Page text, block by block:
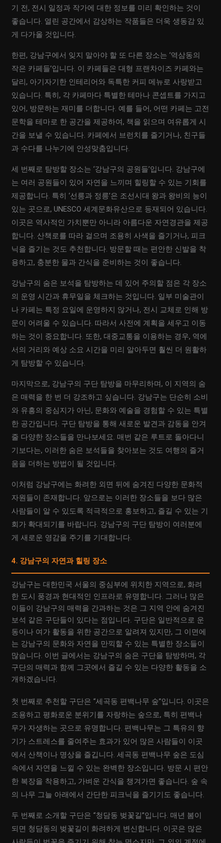
기 전, 전시 일정과 작가에 대한 정보를 미리 확인하는 것이
좋습니다. 열린 공간에서 감상하는 작품들은 더욱 생동감 있
게 다가올 것입니다.
한편, 강남구에서 잊지 말아야 할 또 다른 장소는 ‘역삼동의
작은 카페들’입니다. 이 카페들은 대형 프랜차이즈 카페와는
달리, 아기자기한 인테리어와 독특한 커피 메뉴로 사랑받고
있습니다. 특히, 각 카페마다 특별한 테마나 콘셉트를 가지고
있어, 방문하는 재미를 더합니다. 예를 들어, 어떤 카페는 고전
문학을 테마로 한 공간을 제공하여, 책을 읽으며 여유롭게 시
간을 보낼 수 있습니다. 카페에서 브런치를 즐기거나, 친구들
과 수다를 나누기에 안성맞춤입니다.
세 번째로 탐방할 장소는 ‘강남구의 공원들’입니다. 강남구에
는 여러 공원들이 있어 자연을 느끼며 힐링할 수 있는 기회를
제공합니다. 특히 ‘선릉과 정릉’은 조선시대 왕과 왕비의 능이
있는 곳으로, UNESCO 세계문화유산으로 등재되어 있습니다.
이곳은 역사적인 가치뿐만 아니라 아름다운 자연경관을 제공
합니다. 산책로를 따라 걸으며 조용히 사색을 즐기거나, 피크
닉을 즐기는 것도 추천합니다. 방문할 때는 편안한 신발을 착
용하고, 충분한 물과 간식을 준비하는 것이 좋습니다.
강남구의 숨은 보석을 탐방하는 데 있어 주의할 점은 각 장소
의 운영 시간과 휴무일을 체크하는 것입니다. 일부 미술관이
나 카페는 특정 요일에 운영하지 않거나, 전시 교체로 인해 방
문이 어려울 수 있습니다. 따라서 사전에 계획을 세우고 이동
하는 것이 중요합니다. 또한, 대중교통을 이용하는 경우, 역에
서의 거리와 예상 소요 시간을 미리 알아두면 훨씬 더 원활하
게 탐방할 수 있습니다.
마지막으로, 강남구의 구단 탐방을 마무리하며, 이 지역의 숨
은 매력을 한 번 더 강조하고 싶습니다. 강남구는 단순히 소비
와 유흥의 중심지가 아닌, 문화와 예술을 경험할 수 있는 특별
한 공간입니다. 구단 탐방을 통해 새로운 발견과 감동을 안겨
줄 다양한 장소들을 만나보세요. 매번 같은 루트로 돌아다니
기보다는, 이러한 숨은 보석들을 찾아보는 것도 여행의 즐거
움을 더하는 방법이 될 것입니다.
이처럼 강남구에는 화려한 외면 뒤에 숨겨진 다양한 문화적
자원들이 존재합니다. 앞으로는 이러한 장소들을 보다 많은
사람들이 알 수 있도록 적극적으로 홍보하고, 즐길 수 있는 기
회가 확대되기를 바랍니다. 강남구의 구단 탐방이 여러분에
게 새로운 영감을 주기를 기대합니다.
4. 강남구의 자연과 힐링 장소
강남구는 대한민국 서울의 중심부에 위치한 지역으로, 화려
한 도시 풍경과 현대적인 인프라로 유명합니다. 그러나 많은
이들이 강남구의 매력을 간과하는 것은 그 지역 안에 숨겨진
보석 같은 구단들이 있다는 점입니다. 구단은 일반적으로 운
동이나 여가 활동을 위한 공간으로 알려져 있지만, 그 이면에
는 강남구의 문화와 자연을 만끽할 수 있는 특별한 장소들이
많습니다. 이번 글에서는 강남구의 숨은 구단을 탐방하며, 각
구단의 매력과 함께 그곳에서 즐길 수 있는 다양한 활동을 소
개하겠습니다.
첫 번째로 추천할 구단은 “세곡동 편백나무 숲”입니다. 이곳은
조용하고 평화로운 분위기를 자랑하는 숲으로, 특히 편백나
무가 자생하는 곳으로 유명합니다. 편백나무는 그 특유의 향
기가 스트레스를 줄여주는 효과가 있어 많은 사람들이 이곳
에서 산책이나 명상을 즐깁니다. 세곡동 편백나무 숲은 도심
속에서 자연을 느낄 수 있는 완벽한 장소입니다. 방문 시 편안
한 복장을 착용하고, 가벼운 간식을 챙겨가면 좋습니다. 숲 속
의 나무 그늘 아래에서 간단한 피크닉을 즐기기도 좋습니다.
두 번째로 소개할 구단은 “청담동 벚꽃길”입니다. 매년 봄이
되면 청담동의 벚꽃길이 화려하게 변신합니다. 이곳은 많은